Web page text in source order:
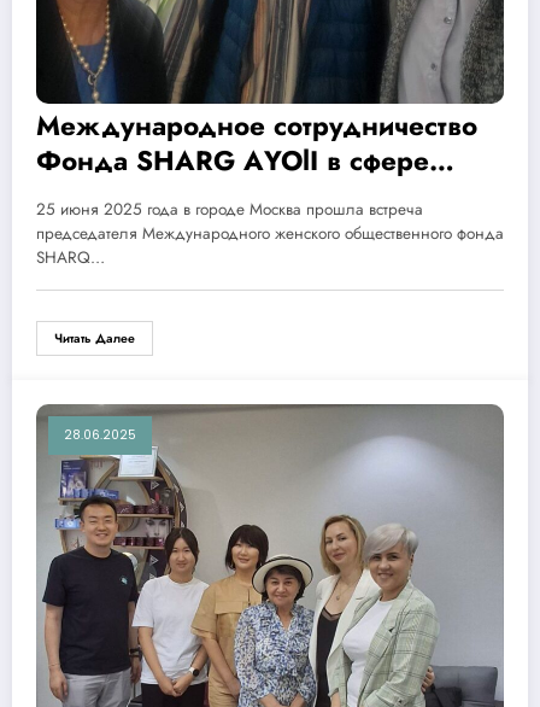
Международное сотрудничество
Фонда SHARG АYOlI в сфере
экологически чистых технологий
25 июня 2025 года в городе Москва прошла встреча
председателя Международного женского общественного фонда
SHARQ…
Читать Далее
28.06.2025